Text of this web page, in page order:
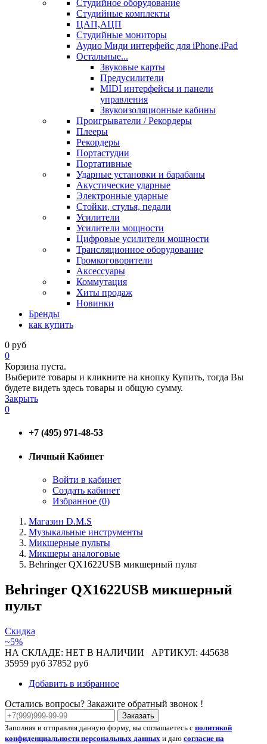
Студийное оборудование
Студийные комплекты
ЦАП,АЦП
Студийные мониторы
Аудио Миди интерфейс для iPhone,iPad
Остальные...
Звуковые карты
Предусилители
MIDI интерфейсы и панели
управления
Звукоизоляционные кабины
Проигрыватели / Рекордеры
Плееры
Рекордеры
Портастудии
Портативные
Ударные установки и барабаны
Акустические ударные
Электронные ударные
Стойки, стулья, педали
Усилители
Усилители мощности
Цифровые усилители мощности
Трансляционное оборудование
Громкоговорители
Аксессуары
Коммутация
Хиты продаж
Новинки
Бренды
как купить
0 руб
0
Корзина пуста.
Выберите товары и кликните на кнопку Купить, тогда Вы
будете видеть здесь товары и общую сумму.
Закрыть
0
+7 (495) 971-48-53
Личный Кабинет
Войти в кабинет
Создать кабинет
Избранное (0)
Магазин D.M.S
Музыкальные инструменты
Микшерные пульты
Микшеры аналоговые
Behringer QX1622USB микшерный пульт
Behringer QX1622USB микшерный
пульт
Скидка
~5%
НА СКЛАДЕ: НЕТ В НАЛИЧИИ АРТИКУЛ: 445638
35959 руб 37852 руб
Добавить в избранное
Остались вопросы? Закажите обратный звонок !
Заказать
Заполняя и отправляя данную форму, вы соглашаетесь с политикой
конфиденциальности персональных данных и даю согласие на